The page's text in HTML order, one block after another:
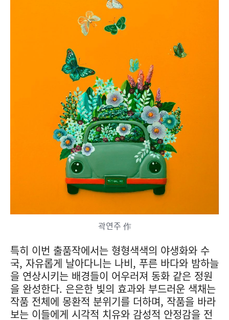
곽연주 作
특히 이번 출품작에서는 형형색색의 야생화와 수
국, 자유롭게 날아다니는 나비, 푸른 바다와 밤하늘
을 연상시키는 배경들이 어우러져 동화 같은 정원
을 완성한다. 은은한 빛의 효과와 부드러운 색채는
작품 전체에 몽환적 분위기를 더하며, 작품을 바라
보는 이들에게 시각적 치유와 감성적 안정감을 전